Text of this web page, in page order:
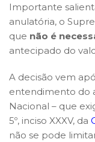
Importante
anulatória, o
que não é
antecipado do
A decisão vem
entendimento do
Nacional – que
5º, inciso XXXV, da
não se pode